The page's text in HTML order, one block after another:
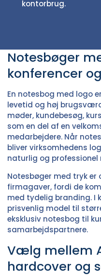
kontorbrug.
Notesbøger
konferencer
En notesbog med logo
levetid og høj
møder, kundebesøg,
som en del af en
medarbejdere. Når
bliver virksomhedens
naturlig og professionel
Notesbøger med tryk er
firmagaver, fordi de
med tydelig branding. I
prisvenlig model til
eksklusiv notesbog til
samarbejdspartnere.
Vælg mellem
hardcover og